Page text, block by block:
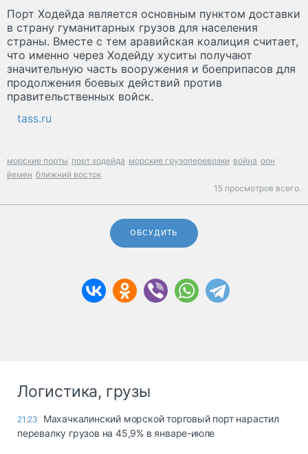
Порт Ходейда является основным пунктом доставки
в страну гуманитарных грузов для населения
страны. Вместе с тем аравийская коалиция считает,
что именно через Ходейду хуситы получают
значительную часть вооружения и боеприпасов для
продолжения боевых действий против
правительственных войск.
tass.ru
морские порты порт ходейда морские грузоперевозки война оон
йемен ближний восток
15 просмотров всего.
ОБСУДИТЬ
Логистика, грузы
21:23
Махачкалинский морской торговый порт нарастил
перевалку грузов на 45,9% в январе-июле